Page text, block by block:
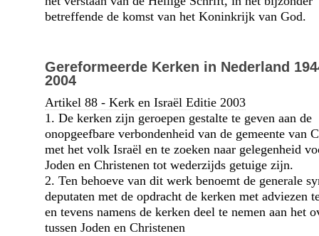
betreffende de komst van het Koninkrijk van God.
Gereformeerde Kerken in Nederland
2004
Artikel 88 - Kerk en Israël Editie 2003
1. De kerken zijn geroepen gestalte te geven aan de
onopgeefbare verbondenheid van de gemeente van
met het volk Israël en te zoeken naar gelegenheid
Joden en Christenen tot wederzijds getuige zijn.
2. Ten behoeve van dit werk benoemt de generale
deputaten met de opdracht de kerken met adviezen
en tevens namens de kerken deel te nemen aan het
tussen Joden en Christenen